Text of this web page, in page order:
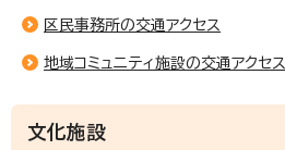
区民事務所の交通アクセス
地域コミュニティ施設の交通アクセス
文化施設